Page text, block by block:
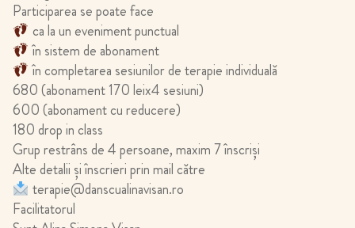
Participarea se poate face
ca la un eveniment punctual
în sistem de abonament
în completarea sesiunilor de terapie individuală
680 (abonament 170 leix4 sesiuni)
600 (abonament cu reducere)
180 drop in class
Grup restrâns de 4 persoane, maxim 7 înscriși
Alte detalii și înscrieri prin mail către
terapie@danscualinavisan.ro
Facilitatorul